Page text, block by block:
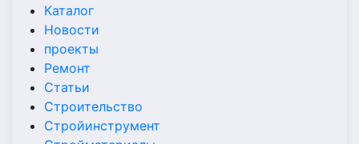
Каталог
Новости
проекты
Ремонт
Статьи
Строительство
Стройинструмент